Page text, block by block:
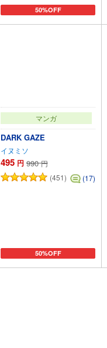
50%OFF
カートに追加
マンガ
DARK GAZE
イヌミソ
495 円 990 円
(451)
(17)
50%OFF
カートに追加